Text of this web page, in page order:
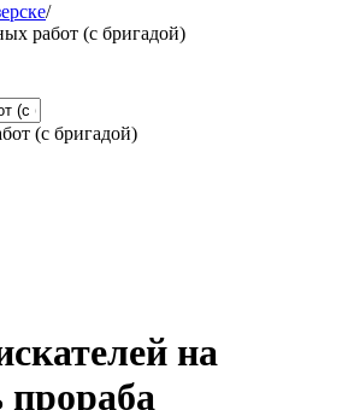
/
работ (с бригадой)
(с бригадой)
на
прораба